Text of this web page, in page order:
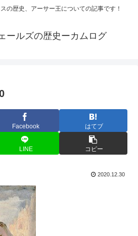
の歴史、アーサー王についての記事です！
ールズの歴史ーカムログ
Facebook はてブ
LINE コピー
2020.12.30